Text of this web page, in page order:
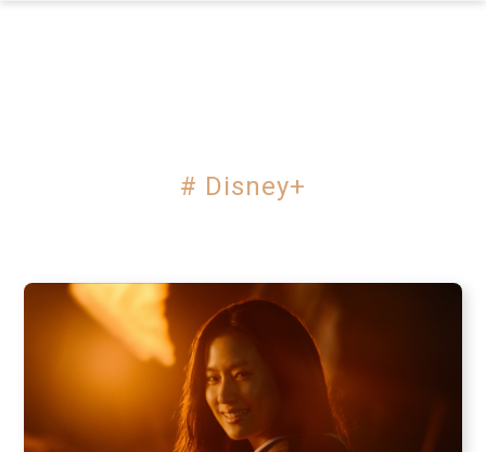
# Disney+